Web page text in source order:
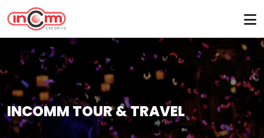
INCOMM TOUR & TRAVEL